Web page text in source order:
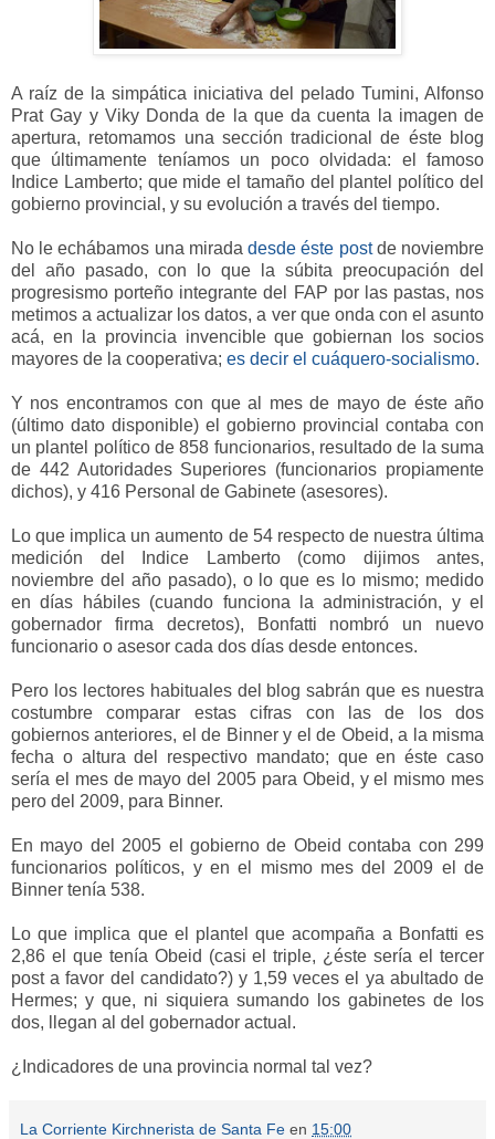
A raíz de la simpática iniciativa del pelado Tumini, Alfonso
Prat Gay y Viky Donda de la que da cuenta la imagen de
apertura, retomamos una sección tradicional de éste blog
que últimamente teníamos un poco olvidada: el famoso
Indice Lamberto; que mide el tamaño del plantel político del
gobierno provincial, y su evolución a través del tiempo.
No le echábamos una miradadesde éste postde noviembre
del año pasado, con lo que la súbita preocupación del
progresismo porteño integrante del FAP por las pastas, nos
metimos a actualizar los datos, a ver que onda con el asunto
acá, en la provincia invencible que gobiernan los socios
mayores de la cooperativa; es decir el cuáquero-socialismo.
Y nos encontramos con que al mes de mayo de éste año
(último dato disponible) el gobierno provincial contaba con
un plantel político de 858 funcionarios, resultado de la suma
de 442 Autoridades Superiores (funcionarios propiamente
dichos), y 416 Personal de Gabinete (asesores).
Lo que implica un aumento de 54 respecto de nuestra última
medición del Indice Lamberto (como dijimos antes,
noviembre del año pasado), o lo que es lo mismo; medido
en días hábiles (cuando funciona la administración, y el
gobernador firma decretos), Bonfatti nombró un nuevo
funcionario o asesor cada dos días desde entonces.
Pero los lectores habituales del blog sabrán que es nuestra
costumbre comparar estas cifras con las de los dos
gobiernos anteriores, el de Binner y el de Obeid, a la misma
fecha o altura del respectivo mandato; que en éste caso
sería el mes de mayo del 2005 para Obeid, y el mismo mes
pero del 2009, para Binner.
En mayo del 2005 el gobierno de Obeid contaba con 299
funcionarios políticos, y en el mismo mes del 2009 el de
Binner tenía 538.
Lo que implica que el plantel que acompaña a Bonfatti es
2,86 el que tenía Obeid (casi el triple, ¿éste sería el tercer
post a favor del candidato?) y 1,59 veces el ya abultado de
Hermes; y que, ni siquiera sumando los gabinetes de los
dos, llegan al del gobernador actual.
¿Indicadores de una provincia normal tal vez?
La Corriente Kirchnerista de Santa Fe en 15:00